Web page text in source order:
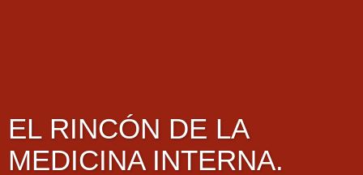
EL RINCÓN DE LA
MEDICINA INTERNA.